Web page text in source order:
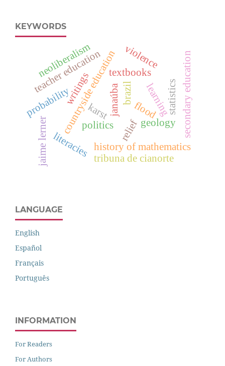
KEYWORDS
geology
janaúba
karst flood
relief
writings
countryside education learning
literacies
statistics
probability
textbooks
history of mathematics
secondary education
teacher education
tribuna de cianorte
jaime lerner politics
neoliberalism
brazil
violence
LANGUAGE
English
Español
Français
Português
INFORMATION
For Readers
For Authors